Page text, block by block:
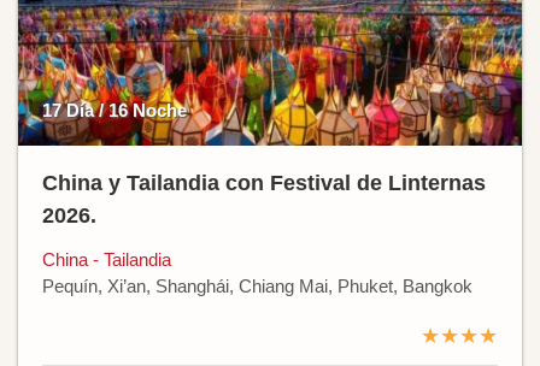
17 Día / 16 Noche
China y Tailandia con Festival de Linternas
2026.
China - Tailandia
Pequín, Xi’an, Shanghái, Chiang Mai, Phuket, Bangkok
★★★★